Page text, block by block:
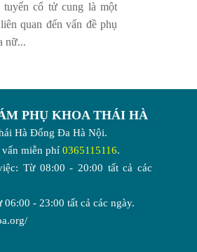
tuyến cổ tử cung là một
quan đến vấn đề phụ
nữ...
PHỤ KHOA THÁI HÀ
Hà Đống Đa Hà Nội.
miễn phí 0365115116.
Từ 08:00 - 20:00 tất cả các
06:00 - 23:00 tất cả các ngày.